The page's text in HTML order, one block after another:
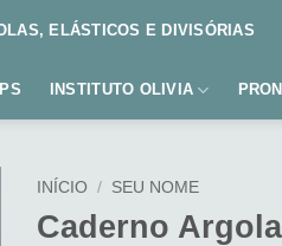
ELÁSTICOS E DIVISÓRIAS
INSTITUTO OLIVIA
INÍCIO / SEU NOME
Caderno